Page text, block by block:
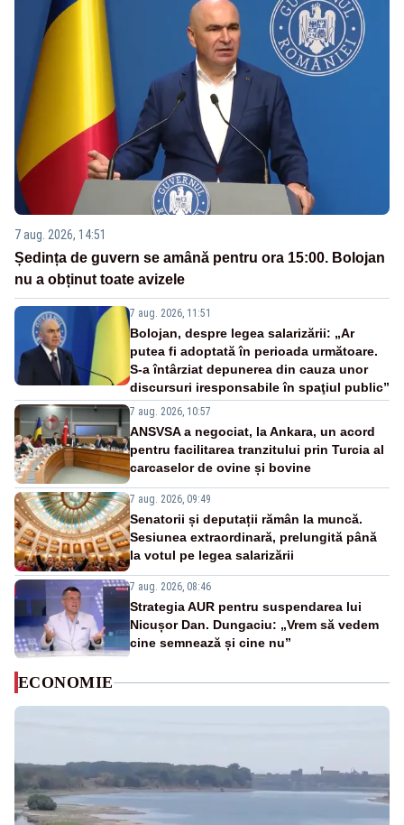
7 aug. 2026, 14:51
Ședința de guvern se amână pentru ora 15:00. Bolojan
nu a obținut toate avizele
7 aug. 2026, 11:51
Bolojan, despre legea salarizării: „Ar
putea fi adoptată în perioada următoare.
S-a întârziat depunerea din cauza unor
discursuri iresponsabile în spaţiul public”
7 aug. 2026, 10:57
ANSVSA a negociat, la Ankara, un acord
pentru facilitarea tranzitului prin Turcia al
carcaselor de ovine și bovine
7 aug. 2026, 09:49
Senatorii și deputații rămân la muncă.
Sesiunea extraordinară, prelungită până
la votul pe legea salarizării
7 aug. 2026, 08:46
Strategia AUR pentru suspendarea lui
Nicușor Dan. Dungaciu: „Vrem să vedem
cine semnează și cine nu”
ECONOMIE